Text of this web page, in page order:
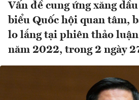
Vấn đề cung ứng xăng
biểu Quốc hội quan tâm,
lo lắng tại phiên thảo
năm 2022, trong 2 ngày